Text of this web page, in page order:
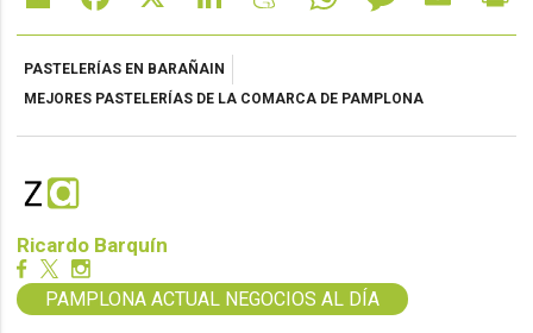
PASTELERÍAS EN BARAÑAIN
MEJORES PASTELERÍAS DE LA COMARCA DE PAMPLONA
Ricardo Barquín
PAMPLONA ACTUAL NEGOCIOS AL DÍA